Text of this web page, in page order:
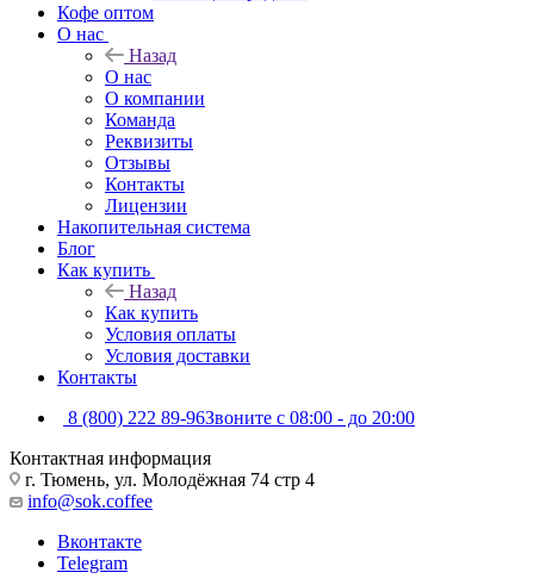
Кофе оптом
О нас
Назад
О нас
О компании
Команда
Реквизиты
Отзывы
Контакты
Лицензии
Накопительная система
Блог
Как купить
Назад
Как купить
Условия оплаты
Условия доставки
Контакты
8 (800) 222 89-96Звоните с 08:00 - до 20:00
Контактная информация
г. Тюмень, ул. Молодёжная 74 стр 4
info@sok.coffee
Вконтакте
Telegram